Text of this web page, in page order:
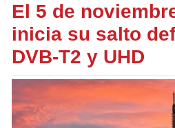
El 5 de
inicia su salto
DVB-T2 y UHD